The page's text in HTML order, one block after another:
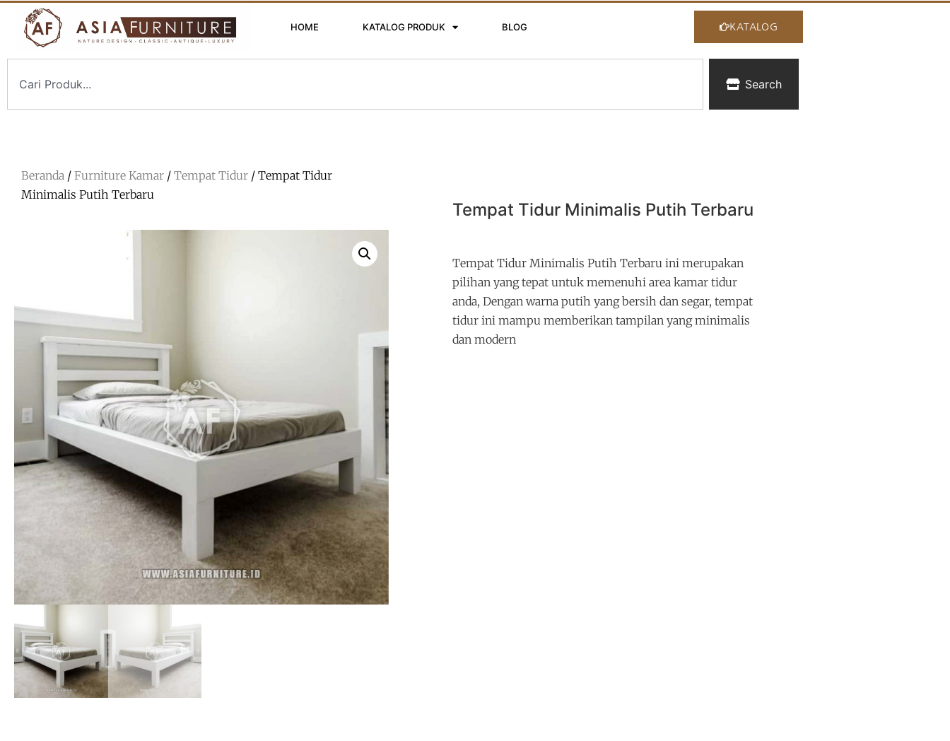
HOME KATALOG PRODUK BLOG KATALOG
Search
Beranda / Furniture Kamar / Tempat Tidur / Tempat Tidur
Minimalis Putih Terbaru
Tempat Tidur Minimalis Putih Terbaru
Tempat Tidur Minimalis Putih Terbaru ini merupakan
pilihan yang tepat untuk memenuhi area kamar tidur
anda, Dengan warna putih yang bersih dan segar, tempat
tidur ini mampu memberikan tampilan yang minimalis
dan modern